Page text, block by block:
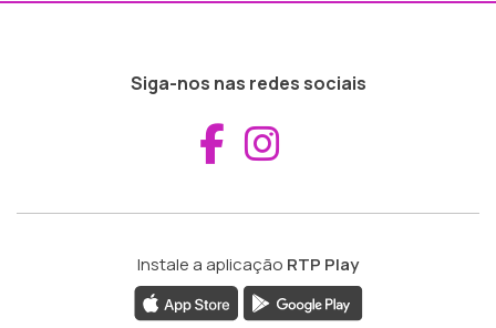
Siga-nos nas redes sociais
Aceder ao
Instale a aplicação RTP Play